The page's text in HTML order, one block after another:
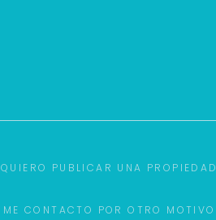
QUIERO PUBLICAR UNA PROPIEDAD
ME CONTACTO POR OTRO MOTIVO